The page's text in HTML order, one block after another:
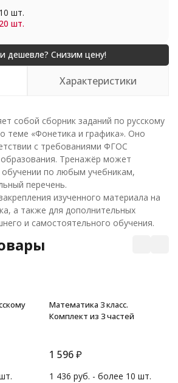
шт.
шт.
Характеристики
собой сборник заданий по русскому
теме «Фонетика и графика». Оно
с требованиями ФГОС
Тренажёр может
обучении по любым учебникам,
перечень.
изученного материала на
а также для дополнительных
и самостоятельного обучения.
Математика 3 класс.
Комплект из 3 частей
1 596 ₽
1 436 руб. - более 10 шт.